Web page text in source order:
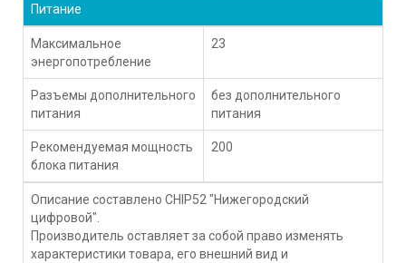
Питание
Максимальное
энергопотребление
23
Разъемы дополнительного
питания
без дополнительного
питания
Рекомендуемая мощность
блока питания
200
Описание составлено CHIP52 "Нижегородский
цифровой".
Производитель оставляет за собой право изменять
характеристики товара, его внешний вид и